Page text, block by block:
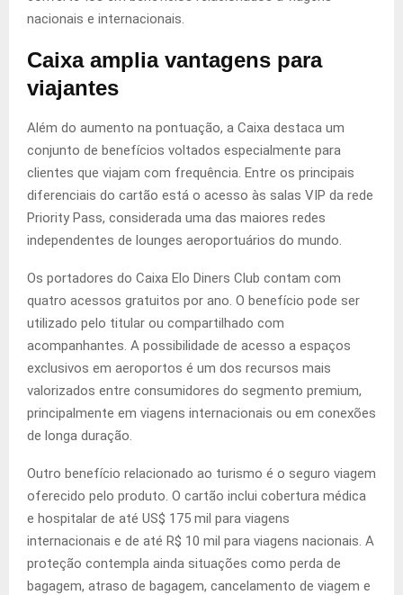
nacionais e internacionais.
Caixa amplia vantagens para
viajantes
Além do aumento na pontuação, a Caixa destaca um
conjunto de benefícios voltados especialmente para
clientes que viajam com frequência. Entre os principais
diferenciais do cartão está o acesso às salas VIP da rede
Priority Pass, considerada uma das maiores redes
independentes de lounges aeroportuários do mundo.
Os portadores do Caixa Elo Diners Club contam com
quatro acessos gratuitos por ano. O benefício pode ser
utilizado pelo titular ou compartilhado com
acompanhantes. A possibilidade de acesso a espaços
exclusivos em aeroportos é um dos recursos mais
valorizados entre consumidores do segmento premium,
principalmente em viagens internacionais ou em conexões
de longa duração.
Outro benefício relacionado ao turismo é o seguro viagem
oferecido pelo produto. O cartão inclui cobertura médica
e hospitalar de até US$ 175 mil para viagens
internacionais e de até R$ 10 mil para viagens nacionais. A
proteção contempla ainda situações como perda de
bagagem, atraso de bagagem, cancelamento de viagem e